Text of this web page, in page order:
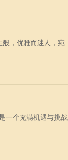
，优雅而迷人，宛
一个充满机遇与挑战